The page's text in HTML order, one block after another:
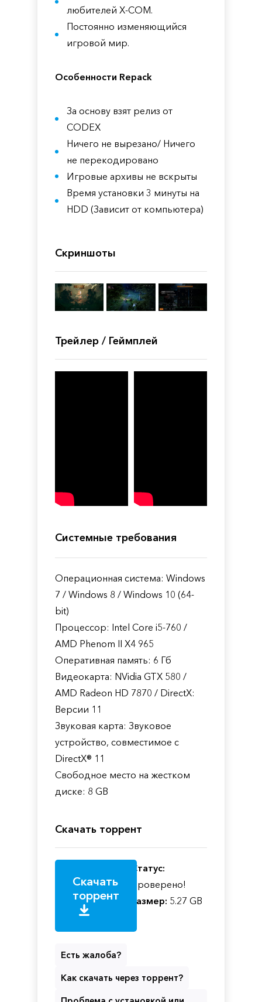
любителей X-COM.
Постоянно изменяющийся
игровой мир.
Особенности Repack
За основу взят релиз от
CODEX
Ничего не вырезано/ Ничего
не перекодировано
Игровые архивы не вскрыты
Время установки 3 минуты на
HDD (Зависит от компьютера)
Скриншоты
Трейлер / Геймплей
Системные требования
Операционная система: Windows
7 / Windows 8 / Windows 10 (64-
bit)
Процессор: Intel Core i5-760 /
AMD Phenom II X4 965
Оперативная память: 6 Гб
Видеокарта: NVidia GTX 580 /
AMD Radeon HD 7870 / DirectX:
Версии 11
Звуковая карта: Звуковое
устройство, совместимое с
DirectX® 11
Свободное место на жестком
диске: 8 GB
Скачать торрент
Скачать
торрент
Статус:
Проверено!
Размер: 5.27 GB
Есть жалоба?
Как скачать через торрент?